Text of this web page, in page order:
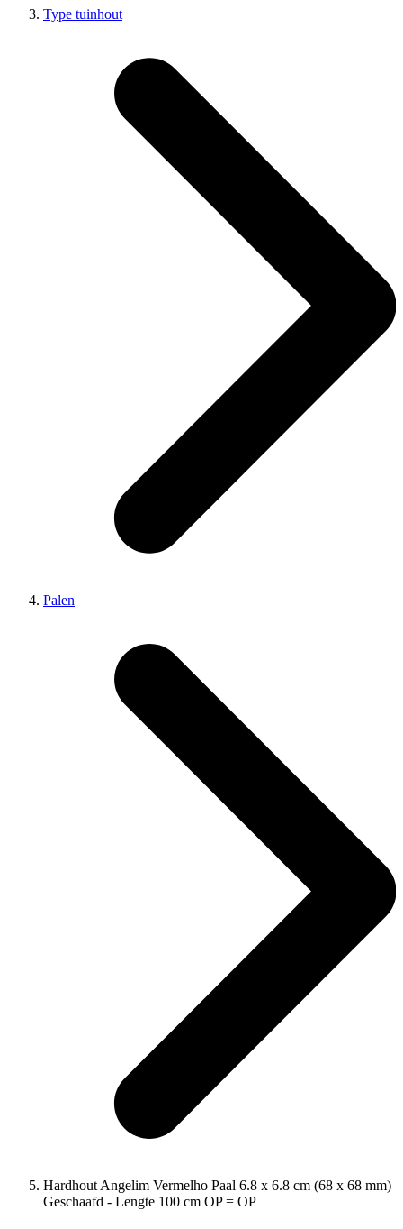
Type tuinhout
Palen
Hardhout Angelim Vermelho Paal 6.8 x 6.8 cm (68 x 68 mm)
Geschaafd - Lengte 100 cm OP = OP